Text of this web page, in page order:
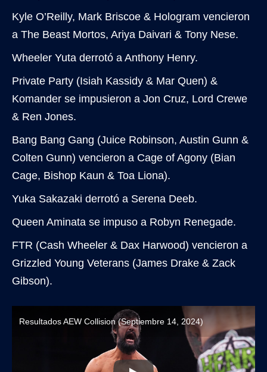
Kyle O’Reilly, Mark Briscoe & Hologram vencieron
a The Beast Mortos, Ariya Daivari & Tony Nese.
Wheeler Yuta derrotó a Anthony Henry.
Private Party (Isiah Kassidy & Mar Quen) &
Komander se impusieron a Jon Cruz, Lord Crewe
& Ren Jones.
Bang Bang Gang (Juice Robinson, Austin Gunn &
Colten Gunn) vencieron a Cage of Agony (Bian
Cage, Bishop Kaun & Toa Liona).
Yuka Sakazaki derrotó a Serena Deeb.
Queen Aminata se impuso a Robyn Renegade.
FTR (Cash Wheeler & Dax Harwood) vencieron a
Grizzled Young Veterans (James Drake & Zack
Gibson).
Resultados AEW Collision (Septiembre 14, 2024)